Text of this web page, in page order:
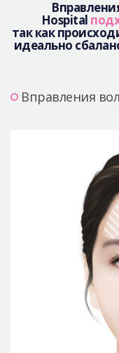
Hospital
так как
идеально
Вправления